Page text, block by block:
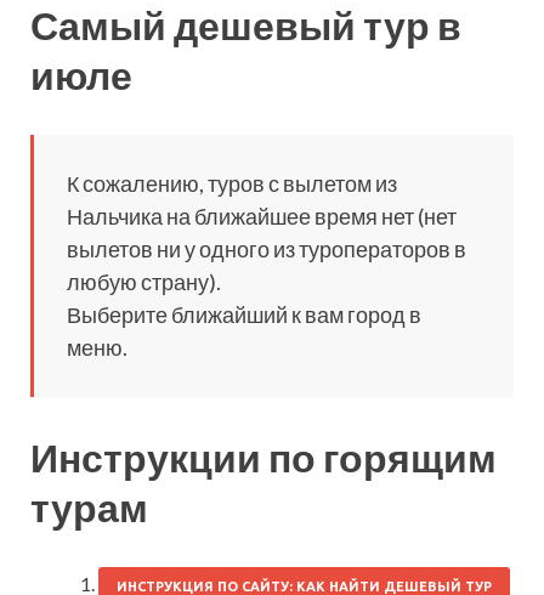
Самый дешевый тур в
июле
К сожалению, туров с вылетом из
Нальчика на ближайшее время нет (нет
вылетов ни у одного из туроператоров в
любую страну).
Выберите ближайший к вам город в
меню.
Инструкции по горящим
турам
ИНСТРУКЦИЯ ПО САЙТУ: КАК НАЙТИ ДЕШЕВЫЙ ТУР